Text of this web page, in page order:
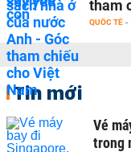
tham
QUỐC TẾ -
Tin mới
Vé
trong